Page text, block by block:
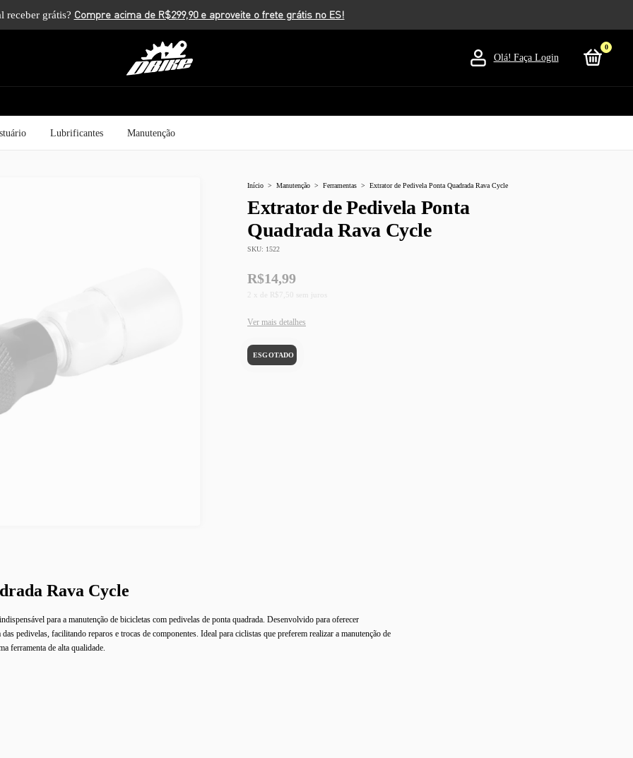
receber grátis?
Olá!Faça Login
0
Lubrificantes Manutenção
Início > Manutenção > Ferramentas > Extrator de Pedivela Ponta Quadrada Rava Cycle
Extrator de Pedivela Ponta
Quadrada Rava Cycle
SKU: 1522
R$14,99
x R$7,50 sem juros
Ver mais detalhes
Rava Cycle
para a manutenção de bicicletas com pedivelas de ponta quadrada. Desenvolvido para oferecer
pedivelas, facilitando reparos e trocas de componentes. Ideal para ciclistas que preferem realizar a manutenção de
ferramenta de alta qualidade.